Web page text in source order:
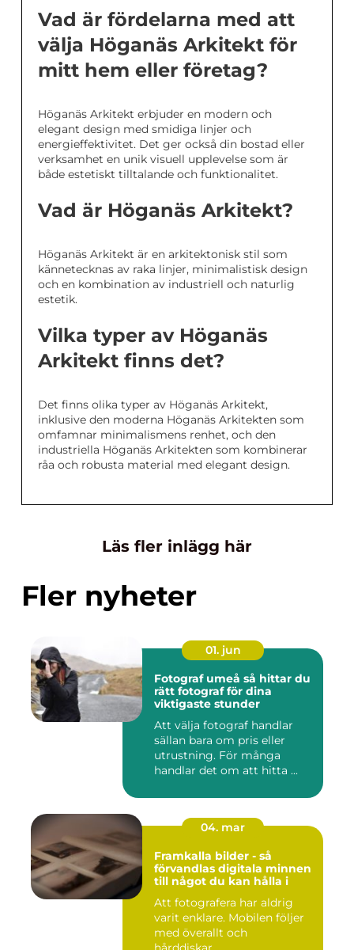
Vad är fördelarna med att
välja Höganäs Arkitekt för
mitt hem eller företag?
Höganäs Arkitekt erbjuder en modern och
elegant design med smidiga linjer och
energieffektivitet. Det ger också din bostad eller
verksamhet en unik visuell upplevelse som är
både estetiskt tilltalande och funktionalitet.
Vad är Höganäs Arkitekt?
Höganäs Arkitekt är en arkitektonisk stil som
kännetecknas av raka linjer, minimalistisk design
och en kombination av industriell och naturlig
estetik.
Vilka typer av Höganäs
Arkitekt finns det?
Det finns olika typer av Höganäs Arkitekt,
inklusive den moderna Höganäs Arkitekten som
omfamnar minimalismens renhet, och den
industriella Höganäs Arkitekten som kombinerar
råa och robusta material med elegant design.
Läs fler inlägg här
Fler nyheter
01. jun
Fotograf umeå så hittar du
rätt fotograf för dina
viktigaste stunder
Att välja fotograf handlar
sällan bara om pris eller
utrustning. För många
handlar det om att hitta ...
04. mar
Framkalla bilder - så
förvandlas digitala minnen
till något du kan hålla i
Att fotografera har aldrig
varit enklare. Mobilen följer
med överallt och